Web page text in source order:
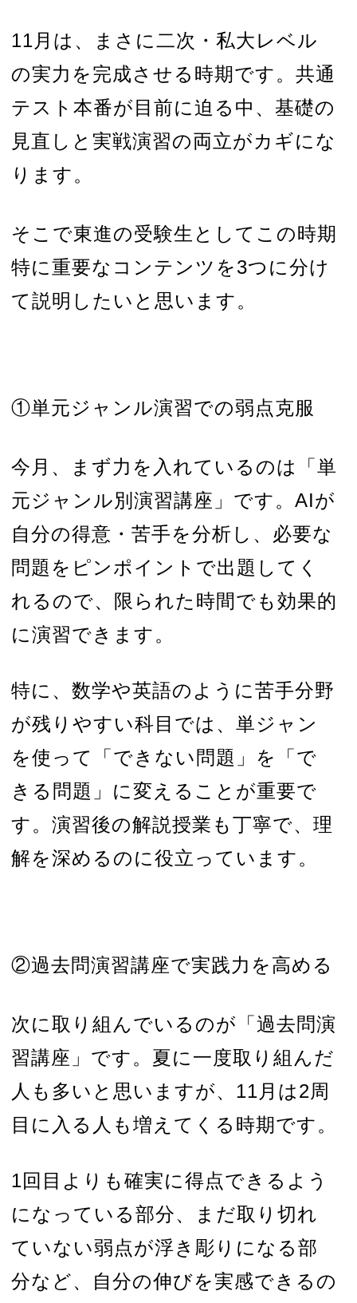
11月は、まさに二次・私大レベル
の実力を完成させる時期です。共通
テスト本番が目前に迫る中、基礎の
見直しと実戦演習の両立がカギにな
ります。
そこで東進の受験生としてこの時期
特に重要なコンテンツを3つに分け
て説明したいと思います。
①単元ジャンル演習での弱点克服
今月、まず力を入れているのは「単
元ジャンル別演習講座」です。AIが
自分の得意・苦手を分析し、必要な
問題をピンポイントで出題してく
れるので、限られた時間でも効果的
に演習できます。
特に、数学や英語のように苦手分野
が残りやすい科目では、単ジャン
を使って「できない問題」を「で
きる問題」に変えることが重要で
す。演習後の解説授業も丁寧で、理
解を深めるのに役立っています。
②過去問演習講座で実践力を高める
次に取り組んでいるのが「過去問演
習講座」です。夏に一度取り組んだ
人も多いと思いますが、11月は2周
目に入る人も増えてくる時期です。
1回目よりも確実に得点できるよう
になっている部分、まだ取り切れ
ていない弱点が浮き彫りになる部
分など、自分の伸びを実感できるの